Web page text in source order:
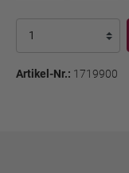
Artikel-Nr.: 1719900